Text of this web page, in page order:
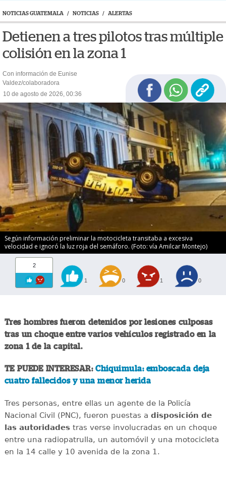
NOTICIAS GUATEMALA / NOTICIAS / ALERTAS
Detienen a tres pilotos tras múltiple
colisión en la zona 1
Con información de Eunise
Valdez/colaboradora
10 de agosto de 2026, 00:36
Según información preliminar la motocicleta transitaba a excesiva
velocidad e ignoró la luz roja del semáforo. (Foto: vía Amilcar Montejo)
2
1 0 1 0
Tres hombres fueron detenidos por lesiones culposas
tras un choque entre varios vehículos registrado en la
zona 1 de la capital.
TE PUEDE INTERESAR:Chiquimula: emboscada deja
cuatro fallecidos y una menor herida
Tres personas, entre ellas un agente de la Policía
Nacional Civil (PNC), fueron puestas a disposición de
las autoridadestras verse involucradas en un choque
entre una radiopatrulla, un automóvil y una motocicleta
en la 14 calle y 10 avenida de la zona 1.